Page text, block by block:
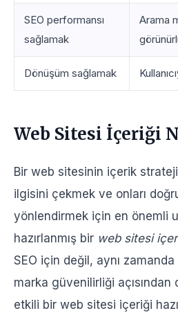
SEO performansı
sağlamak
Arama
Dönüşüm sağlamak
Web Sitesi İçeriği
Bir web sitesinin içerik
ilgisini çekmek ve onları
yönlendirmek için en önemli
hazırlanmış bir web sitesi
SEO için değil, aynı
marka güvenilirliği açısından
etkili bir web sitesi içeriği